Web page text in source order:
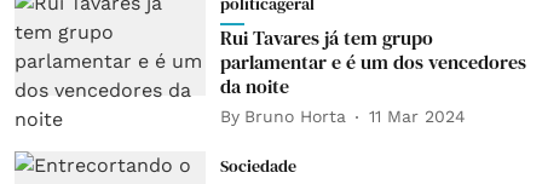
Rui Tavares já tem grupo
parlamentar e é um dos vencedores
da noite
By Bruno Horta 11 Mar 2024
Sociedade